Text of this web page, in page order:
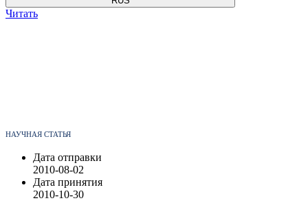
Читать
НАУЧНАЯ СТАТЬЯ
Дата отправки
2010-08-02
Дата принятия
2010-10-30